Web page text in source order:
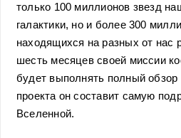
только 100 миллионов звезд
галактики, но и более 300
находящихся на разных от нас
шесть месяцев своей миссии
будет выполнять полный обзор
проекта он составит самую
Вселенной.